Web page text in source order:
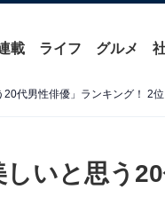
載 ライフ グルメ
しいと思う